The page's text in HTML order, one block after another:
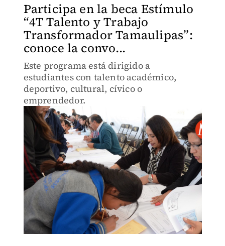
Participa en la beca Estímulo
“4T Talento y Trabajo
Transformador Tamaulipas”:
conoce la convo...
Este programa está dirigido a
estudiantes con talento académico,
deportivo, cultural, cívico o
emprendedor.